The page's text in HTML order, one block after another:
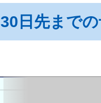
30日先まで